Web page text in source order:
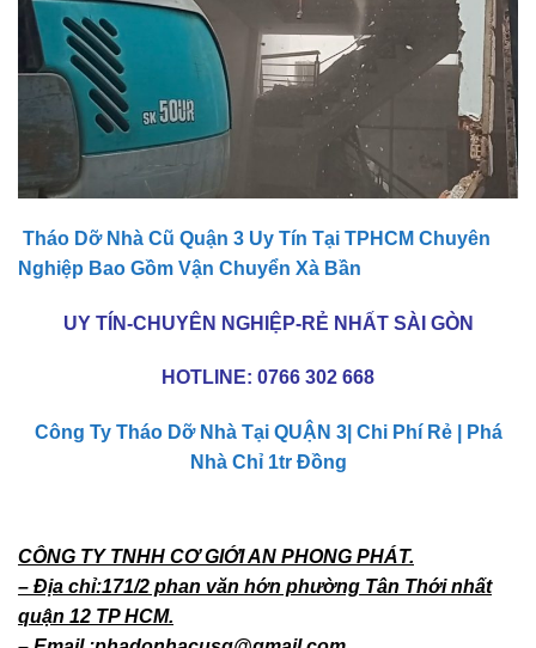
Tháo Dỡ Nhà Cũ Quận 3 Uy Tín Tại TPHCM Chuyên
Nghiệp Bao Gồm Vận Chuyển Xà Bần
UY TÍN-CHUYÊN NGHIỆP-RẺ NHẤT SÀI GÒN
HOTLINE: 0766 302 668
Công Ty Tháo Dỡ Nhà Tại QUẬN 3| Chi Phí Rẻ | Phá
Nhà Chỉ 1tr Đồng
CÔNG TY TNHH CƠ GIỚI AN PHONG PHÁT.
– Địa chỉ:171/2 phan văn hớn phường Tân Thới nhất
quận 12 TP HCM.
– Email :phadonhacusg@gmail.com.